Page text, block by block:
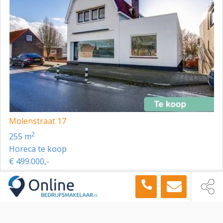
Molenstraat 17
255 m2
Horeca te koop
€ 499.000,-
Toon meer panden in de buurt →